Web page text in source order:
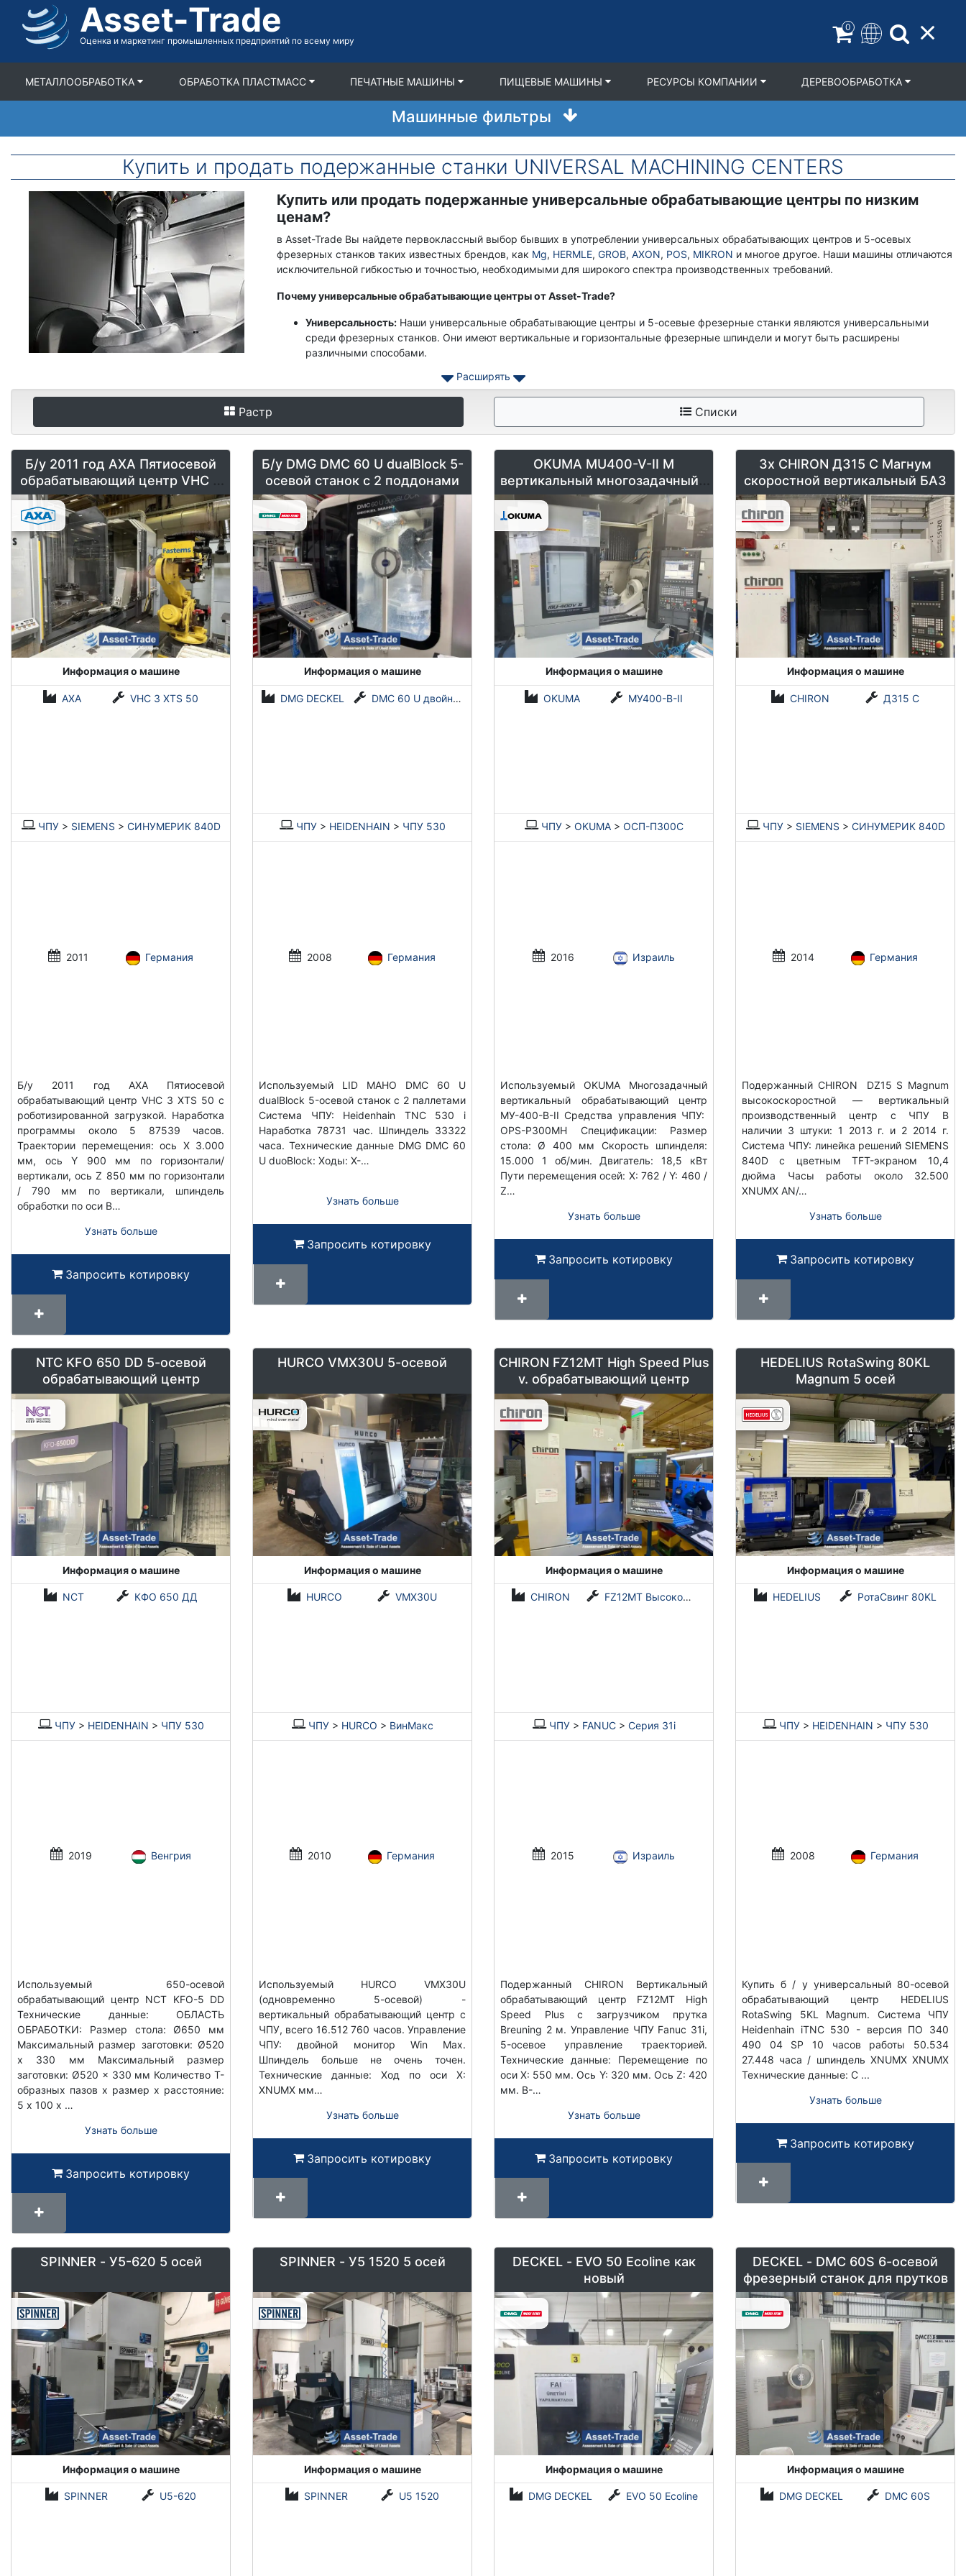
Перейти
содержимому
Asset-Trade
Оценка и маркетинг промышленных предприятий по всему миру
0
МЕТАЛЛООБРАБОТКА ОБРАБОТКА ПЛАСТМАСС ПЕЧАТНЫЕ МАШИНЫ ПИЩЕВЫЕ МАШИНЫ РЕСУРСЫ КОМПАНИИ ДЕРЕВООБРАБОТКА
Машинные фильтры
Купить и продать подержанные станки UNIVERSAL MACHINING CENTERS
Купить или продать подержанные универсальные обрабатывающие центры по низким
ценам?
в Asset-Trade Вы найдете первоклассный выбор бывших в употреблении универсальных обрабатывающих центров и 5-осевых
фрезерных станков таких известных брендов, как Mg, HERMLE, GROB, AXON, POS, MIKRON и многое другое. Наши машины отличаются
исключительной гибкостью и точностью, необходимыми для широкого спектра производственных требований.
Почему универсальные обрабатывающие центры от Asset-Trade?
Универсальность: Наши универсальные обрабатывающие центры и 5-осевые фрезерные станки являются универсальными
среди фрезерных станков. Они имеют вертикальные и горизонтальные фрезерные шпиндели и могут быть расширены
различными способами.
обработку и эффективно обрабатывают даже сложные отливки из алюминия или стали.
Продукт:Многошпиндельные обрабатывающие центры значительно повышают производительность и оптимально используют
Качество:Тщательно проверенные бывшие в употреблении машины, готовые к немедленному использованию.
Опыт:Воспользуйтесь нашими специальными знаниями и отраслевыми знаниями.
Услуги:Индивидуальные консультации и поддержка в выборе подходящей машины.
Свяжитесь с нами сегодня!
Найдите идеальный подержанный универсальный обрабатывающий центр и получите конкурентное преимущество с помощью
мощных 5-осевых фрезерных станков. Пожалуйста, обратитесь к Asset-Tradeдля удовлетворения ваших производственных
потребностей и повышения эффективности вашей деятельности.
Расширять
Растр Списки
Б/у 2011 год AXA Пятиосевой
обрабатывающий центр VHC 3
XTS 50 с роботизированной
загрузкой.
Информация о машине
AXA VHC 3 XTS 50
ЧПУ> SIEMENS > СИНУМЕРИК 840D
2011 Германия
Б/у 2011 год AXA Пятиосевой
обрабатывающий центр VHC 3 XTS 50 с
роботизированной загрузкой. Наработка
программы около 5 87539 часов.
Траектории перемещения: ось X 3.000
мм, ось Y 900 мм по горизонтали/
вертикали, ось Z 850 мм по горизонтали
/ 790 мм по вертикали, шпиндель
обработки по оси B…
Узнать больше
Запросить котировку
Б/у DMG DMC 60 U dualBlock 5-
осевой станок с 2 поддонами
Информация о машине
DMG DECKEL DMC 60 U двойной блок
ЧПУ> HEIDENHAIN > ЧПУ 530
2008 Германия
Используемый LID MAHO DMC 60 U
dualBlock 5-осевой станок с 2 паллетами
Система ЧПУ: Heidenhain TNC 530 i
Наработка 78731 час. Шпиндель 33322
часа. Технические данные DMG DMC 60
U duoBlock: Ходы: X-…
Узнать больше
Запросить котировку
OKUMA MU400-V-II M
вертикальный многозадачный -
БАЗ
Информация о машине
OKUMA МУ400-В-II
ЧПУ> OKUMA> ОСП-П300С
2016 Израиль
Используемый OKUMA Многозадачный
вертикальный обрабатывающий центр
МУ-400-В-II Средства управления ЧПУ:
OPS-P300MH Спецификации: Размер
стола: Ø 400 мм Скорость шпинделя:
15.000 1 об/мин. Двигатель: 18,5 кВт
Пути перемещения осей: X: 762 / Y: 460 /
Z…
Узнать больше
Запросить котировку
3x CHIRON ДЗ15 С Магнум
скоростной вертикальный БАЗ
Информация о машине
CHIRON ДЗ15 С
ЧПУ> SIEMENS > СИНУМЕРИК 840D
2014 Германия
Подержанный CHIRON DZ15 S Magnum
высокоскоростной — вертикальный
производственный центр с ЧПУ В
наличии 3 штуки: 1 2013 г. и 2 2014 г.
Система ЧПУ: линейка решений SIEMENS
840D с цветным TFT-экраном 10,4
дюйма Часы работы около 32.500
XNUMX AN/…
Узнать больше
Запросить котировку
NTC KFO 650 DD 5-осевой
обрабатывающий центр
Информация о машине
NCT КФО 650 ДД
ЧПУ> HEIDENHAIN > ЧПУ 530
2019 Венгрия
Используемый 650-осевой
обрабатывающий центр NCT KFO-5 DD
Технические данные: ОБЛАСТЬ
ОБРАБОТКИ: Размер стола: Ø650 мм
Максимальный размер заготовки: Ø520
x 330 мм Максимальный размер
заготовки: Ø520 x 330 мм Количество Т-
образных пазов x размер x расстояние:
5 x 100 x …
Узнать больше
Запросить котировку
HURCO VMX30U 5-осевой
Информация о машине
HURCO VMX30U
ЧПУ> HURCO > ВинМакс
2010 Германия
Используемый HURCO VMX30U
(одновременно 5-осевой) -
вертикальный обрабатывающий центр с
ЧПУ, всего 16.512 760 часов. Управление
ЧПУ: двойной монитор Win Max.
Шпиндель больше не очень точен.
Технические данные: Ход по оси X:
XNUMX мм…
Узнать больше
Запросить котировку
CHIRON FZ12MT High Speed ​​​​Plus
v. обрабатывающий центр
Информация о машине
CHIRON FZ12MT Высокоскоростной Плюс
ЧПУ> FANUC> Серия 31i
2015 Израиль
Подержанный CHIRON Вертикальный
обрабатывающий центр FZ12MT High
Speed ​​Plus с загрузчиком прутка
Breuning 2 м. Управление ЧПУ Fanuc 31i,
5-осевое управление траекторией.
Технические данные: Перемещение по
оси X: 550 мм. Ось Y: 320 мм. Ось Z: 420
мм. B-…
Узнать больше
Запросить котировку
HEDELIUS RotaSwing 80KL
Magnum 5 осей
Информация о машине
HEDELIUS РотаСвинг 80KL
ЧПУ> HEIDENHAIN > ЧПУ 530
2008 Германия
Купить б / у универсальный 80-осевой
обрабатывающий центр HEDELIUS
RotaSwing 5KL Magnum. Система ЧПУ
Heidenhain iTNC 530 - версия ПО 340
490 04 SP 10 часов работы 50.534
27.448 часа / шпиндель XNUMX XNUMX
Технические данные: С ...
Узнать больше
Запросить котировку
SPINNER - У5-620 5 осей
Информация о машине
SPINNER U5-620
SPINNER - У5 1520 5 осей
Информация о машине
SPINNER U5 1520
DECKEL - EVO 50 Ecoline как
новый
Информация о машине
DMG DECKEL EVO 50 Ecoline
DECKEL - DMC 60S 6-осевой
фрезерный станок для прутков
Информация о машине
DMG DECKEL DMC 60S